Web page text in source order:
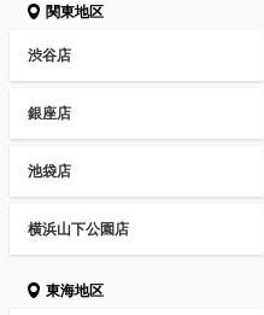
関東地区
渋谷店
銀座店
池袋店
横浜山下公園店
東海地区